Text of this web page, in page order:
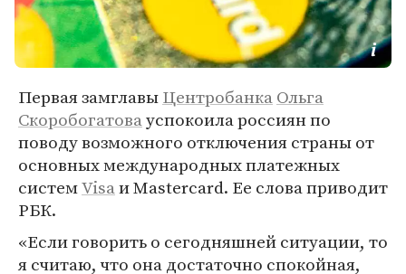
Первая замглавыЦентробанкаОльга
Скоробогатовауспокоила россиян по
поводу возможного отключения страны от
основных международных платежных
системVisaи Mastercard. Ее слова приводит
РБК.
«Если говорить о сегодняшней ситуации, то
я считаю, что она достаточно спокойная,